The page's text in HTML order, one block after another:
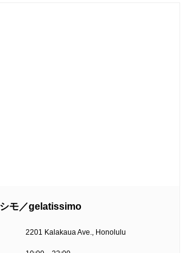
モ／gelatissimo
2201 Kalakaua Ave., Honolulu